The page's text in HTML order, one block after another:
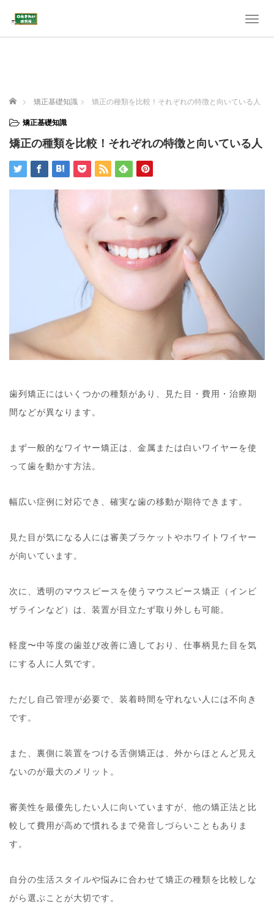
T
a
g
o
ホーム 矯正基礎知識 矯正の種類を比較！それぞれの特徴と向いている人
矯正基礎知識
矯正の種類を比較！それぞれの特徴と向いている人
歯列矯正にはいくつかの種類があり、見た目・費用・治療期
間などが異なります。
まず一般的なワイヤー矯正は、金属または白いワイヤーを使
って歯を動かす方法。
幅広い症例に対応でき、確実な歯の移動が期待できます。
見た目が気になる人には審美ブラケットやホワイトワイヤー
が向いています。
次に、透明のマウスピースを使うマウスピース矯正（インビ
ザラインなど）は、装置が目立たず取り外しも可能。
軽度〜中等度の歯並び改善に適しており、仕事柄見た目を気
にする人に人気です。
ただし自己管理が必要で、装着時間を守れない人には不向き
です。
また、裏側に装置をつける舌側矯正は、外からほとんど見え
ないのが最大のメリット。
審美性を最優先したい人に向いていますが、他の矯正法と比
較して費用が高めで慣れるまで発音しづらいこともありま
す。
自分の生活スタイルや悩みに合わせて矯正の種類を比較しな
がら選ぶことが大切です。